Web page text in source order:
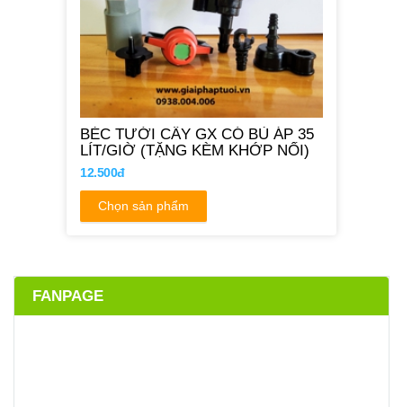
BÉC TƯỚI CÂY GX CÓ BÙ ÁP 35
LÍT/GIỜ (TẶNG KÈM KHỚP NỐI)
12.500đ
Chọn sản phẩm
FANPAGE